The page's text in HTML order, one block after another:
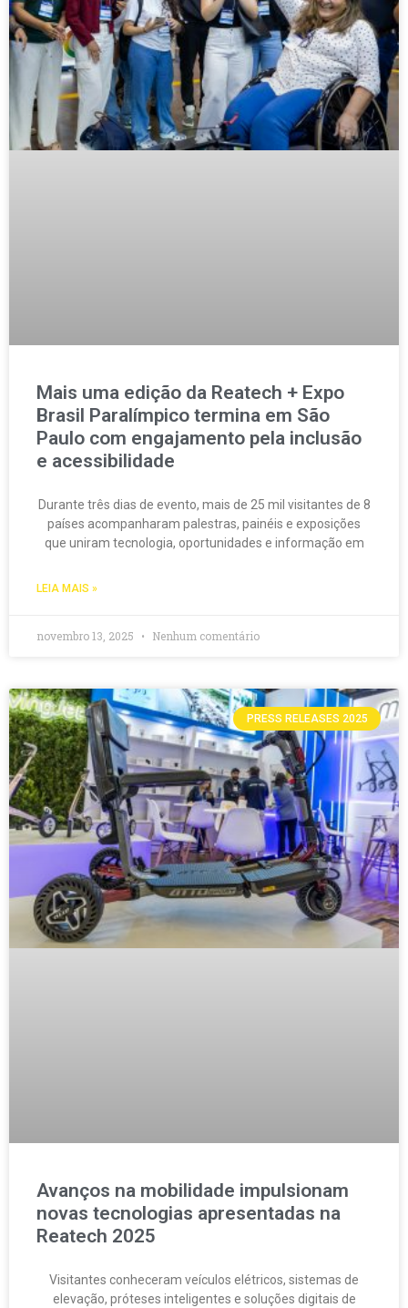
Mais uma edição da Reatech + Expo
Brasil Paralímpico termina em São
Paulo com engajamento pela inclusão
e acessibilidade
Durante três dias de evento, mais de 25 mil visitantes de 8
países acompanharam palestras, painéis e exposições
que uniram tecnologia, oportunidades e informação em
LEIA MAIS »
novembro 13, 2025 Nenhum comentário
PRESS RELEASES 2025
Avanços na mobilidade impulsionam
novas tecnologias apresentadas na
Reatech 2025
Visitantes conheceram veículos elétricos, sistemas de
elevação, próteses inteligentes e soluções digitais de